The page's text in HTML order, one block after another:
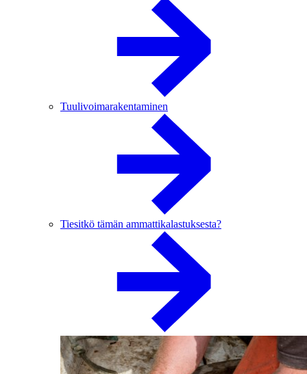
Tuulivoimarakentaminen
Tiesitkö tämän ammattikalastuksesta?